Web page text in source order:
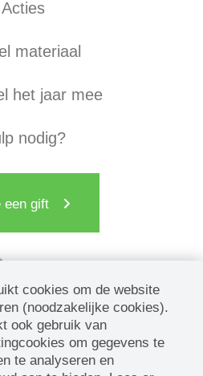
Acties
materiaal
het jaar mee
nodig?
een gift
cookies om de website
(noodzakelijke cookies).
ook gebruik van
om gegevens te
te analyseren en